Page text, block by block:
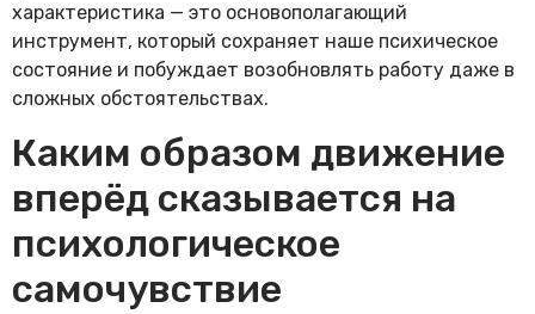
характеристика — это основополагающий
инструмент, который сохраняет наше психическое
состояние и побуждает возобновлять работу даже в
сложных обстоятельствах.
Каким образом движение
вперёд сказывается на
психологическое
самочувствие